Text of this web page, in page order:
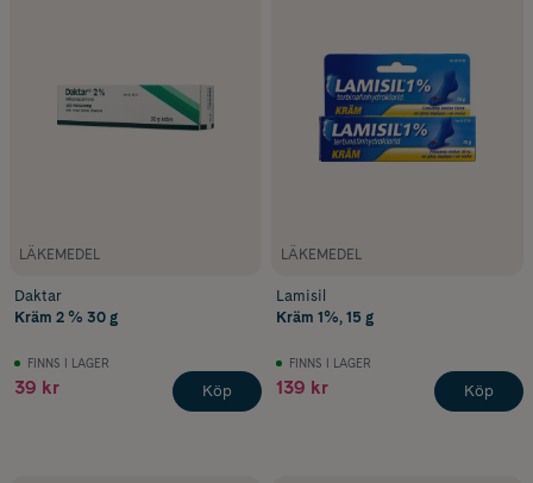
LÄKEMEDEL
Daktar
Kräm 2 % 30 g
FINNS I LAGER
39 kr Köp
LÄKEMEDEL
Lamisil
Kräm 1%, 15 g
FINNS I LAGER
139 kr Köp